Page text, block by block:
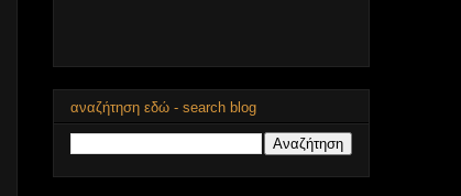
αναζήτηση εδώ - search blog